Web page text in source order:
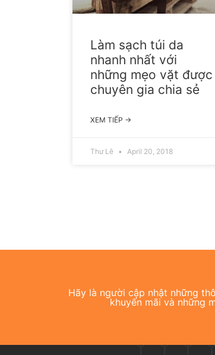
Làm sạch túi da
nhanh nhất với
những mẹo vặt được
chuyên gia chia sẻ
XEM TIẾP →
Thư Lê April 20, 2018
Hãy là người cập nhật những
khuyến mãi và những